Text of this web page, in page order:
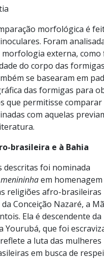
morfológica é
Foram
morfologia externa, como
do corpo das
se basearam em
das formigas para
que permitisse
com aquelas
brasileira e à Bahia
descritas foi nominada
em homenagem
religiões afro-brasileiras
Conceição Nazaré, a
Ela é descendente da
Yourubá, que foi
a luta das mulheres
em busca de